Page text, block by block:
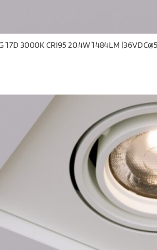
17D 3000K CRI95 20.4W 1484LM